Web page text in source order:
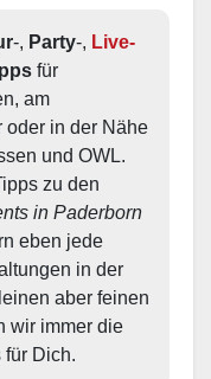
-, Party-, Live-
am
oder in der Nähe
und OWL.
zu den
in Paderborn
eben jede
in der
aber feinen
wir immer die
für Dich.